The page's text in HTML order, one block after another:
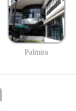
Palmira